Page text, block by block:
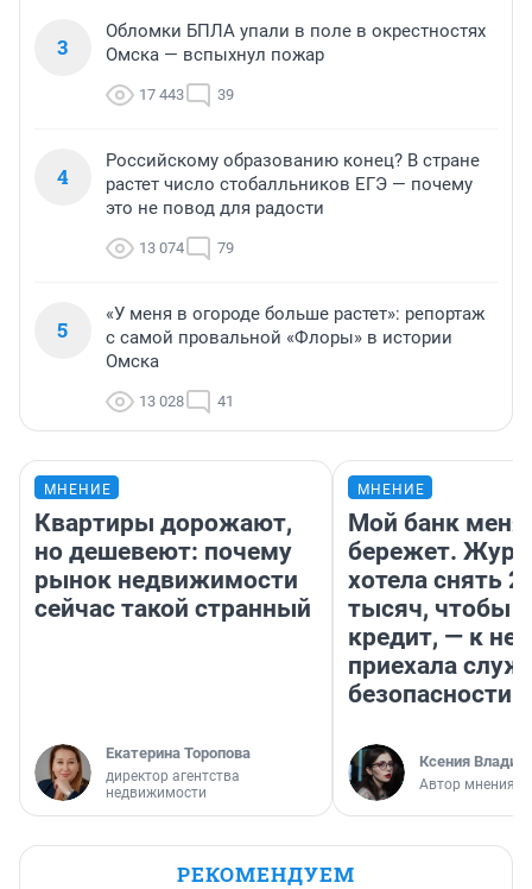
3
Обломки БПЛА упали в поле в окрестностях
Омска — вспыхнул пожар
17 443 39
4
Российскому образованию конец? В стране
растет число стобалльников ЕГЭ — почему
это не повод для радости
13 074 79
5
«У меня в огороде больше растет»: репортаж
с самой провальной «Флоры» в истории
Омска
13 028 41
МНЕНИЕ
Квартиры дорожают,
но дешевеют: почему
рынок недвижимости
сейчас такой странный
Екатерина Торопова
директор агентства
недвижимости
МНЕНИЕ
Мой банк меня
бережет.
хотела снять
тысяч, чтобы
кредит, — к
приехала
безопасности
Ксения
Автор мнения
РЕКОМЕНДУЕМ